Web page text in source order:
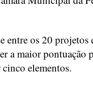
entre os 20 projetos
a maior pontuação
elementos.